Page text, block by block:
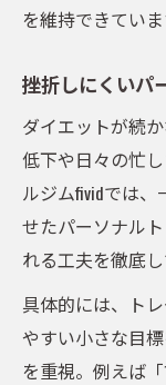
を維持できていま
挫折しにくいパ
ダイエットが続
低下や日々の忙
ルジムfividでは
せたパーソナル
れる工夫を徹底し
具体的には、ト
やすい小さな目
を重視。例えば